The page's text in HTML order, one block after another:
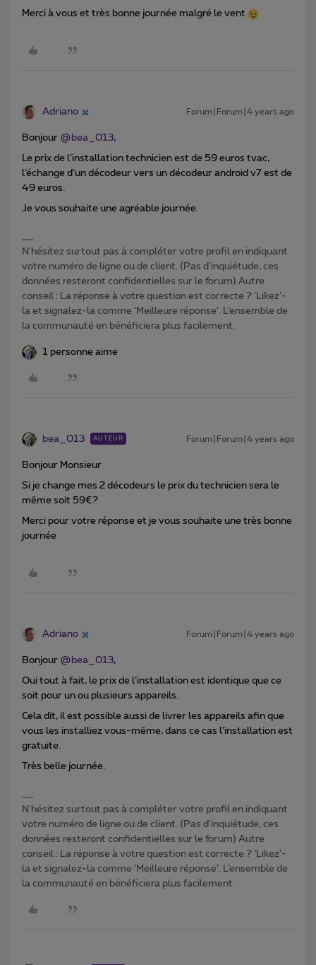
Merci à vous et très bonne journée malgré le vent
Adriano Forum|Forum|4 years ago
Bonjour @bea_013,
Le prix de l’installation technicien est de 59 euros tvac,
l’échange d’un décodeur vers un décodeur android v7 est de
49 euros.
Je vous souhaite une agréable journée.
N'hésitez surtout pas à compléter votre profil en indiquant
votre numéro de ligne ou de client. (Pas d'inquiétude, ces
données resteront confidentielles sur le forum) Autre
conseil : La réponse à votre question est correcte ? ‘Likez’-
la et signalez-la comme ‘Meilleure réponse’. L’ensemble de
la communauté en bénéficiera plus facilement.
1 personne aime
bea_013 AUTEUR Forum|Forum|4 years ago
Bonjour Monsieur
Si je change mes 2 décodeurs le prix du technicien sera le
même soit 59€?
Merci pour votre réponse et je vous souhaite une très bonne
journée
Adriano Forum|Forum|4 years ago
Bonjour @bea_013,
Oui tout à fait, le prix de l’installation est identique que ce
soit pour un ou plusieurs appareils.
Cela dit, il est possible aussi de livrer les appareils afin que
vous les installiez vous-même, dans ce cas l’installation est
gratuite.
Très belle journée.
N'hésitez surtout pas à compléter votre profil en indiquant
votre numéro de ligne ou de client. (Pas d'inquiétude, ces
données resteront confidentielles sur le forum) Autre
conseil : La réponse à votre question est correcte ? ‘Likez’-
la et signalez-la comme ‘Meilleure réponse’. L’ensemble de
la communauté en bénéficiera plus facilement.